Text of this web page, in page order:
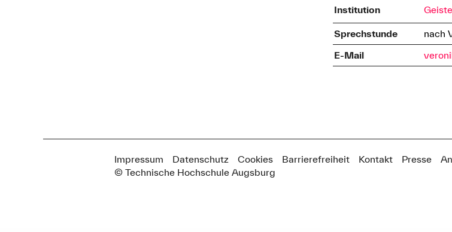
Institution
Sprechstunde
nach
E-Mail
Impressum Datenschutz Cookies Barrierefreiheit Kontakt Presse
© Technische Hochschule Augsburg